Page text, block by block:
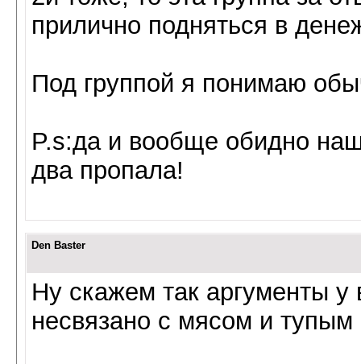
прилично подняться в
Под группой я понимаю
P.s:да и вообще обидно
два пропала!
Den Baster
Ну скажем так аргументы
несвязано с мясом и тупым